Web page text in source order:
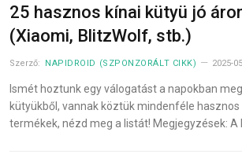
25 hasznos kínai kütyü jó
(Xiaomi, BlitzWolf, stb.)
Szerző: NAPIDROID (SZPONZORÁLT CIKK) 2025-
Ismét hoztunk egy válogatást a napokban
kütyükből, vannak köztük mindenféle hasznos
termékek, nézd meg a listát! Megjegyzések: A